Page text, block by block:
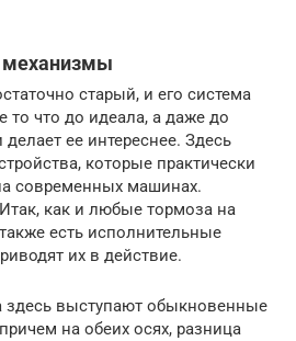
механизмы
старый, и его система
то что до идеала, а даже до
ее интереснее. Здесь
которые практически
современных машинах.
как и любые тормоза на
есть исполнительные
их в действие.
здесь выступают обыкновенные
на обеих осях, разница